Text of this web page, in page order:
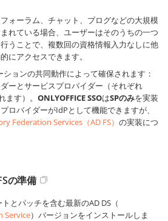
ォーラム、チャット、ブログなどの大規模
れている場合、ユーザーはそのうちの一つ
うことで、複数回の資格情報入力なしに他
にアクセスできます。
ョンの共同動作によって確保されます：
ーとサービスプロバイダー（それぞれ
ます）。 ONLYOFFICE SSOはSPのみを実装
ロバイダーがIdPとして機能できますが、
Federation Services（AD FS） の実装につ
の準備
とパッチを含む最新のAD DS（
Service）バージョンをインストールしま